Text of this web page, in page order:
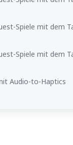
Spiele mit dem
Spiele mit dem
Audio-to-Haptics